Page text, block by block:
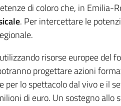
di coloro che, in Emilia-
. Per intercettare le
risorse europee del
progettare azioni
lo spettacolo dal vivo e il
di euro. Un sostegno